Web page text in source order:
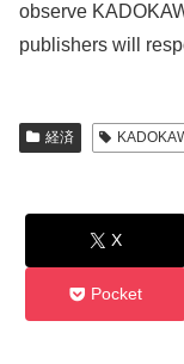
observe
publishers will
経済
X
Pocket